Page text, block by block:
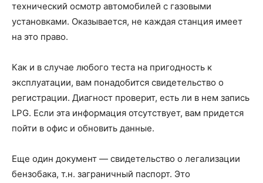
технический осмотр автомобилей с газовыми
установками. Оказывается, не каждая станция имеет
на это право.
Как и в случае любого теста на пригодность к
эксплуатации, вам понадобится свидетельство о
регистрации. Диагност проверит, есть ли в нем запись
LPG. Если эта информация отсутствует, вам придется
пойти в офис и обновить данные.
Еще один документ — свидетельство о легализации
бензобака, т.н. заграничный паспорт. Это